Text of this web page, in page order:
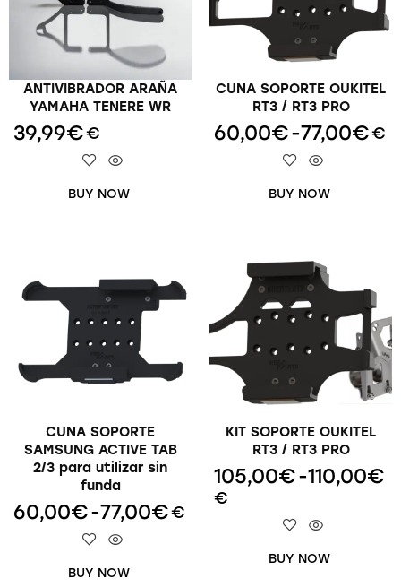
ANTIVIBRADOR ARAÑA
YAMAHA TENERE WR
39,99€€
BUY NOW
CUNA SOPORTE OUKITEL
RT3 / RT3 PRO
60,00€-77,00€€
BUY NOW
CUNA SOPORTE
SAMSUNG ACTIVE TAB
2/3 para utilizar sin
funda
60,00€-77,00€€
BUY NOW
KIT SOPORTE OUKITEL
RT3 / RT3 PRO
105,00€-110,00€
€
BUY NOW